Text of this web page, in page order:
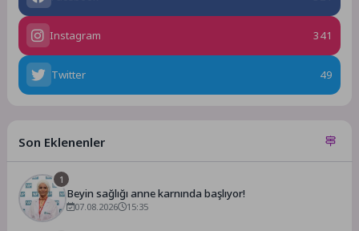
Instagram 341
Twitter 49
Son Eklenenler
1
Beyin sağlığı anne karnında başlıyor!
07.08.2026 15:35